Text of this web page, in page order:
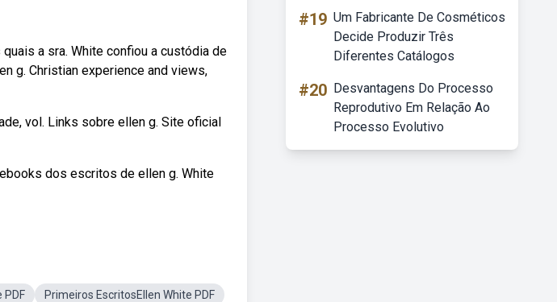
a sra. White confiou a custódia de
g. Christian experience and views,
vol. Links sobre ellen g. Site oficial
dos escritos de ellen g. White
PDF
Primeiros EscritosEllen White PDF
#19 Um Fabricante De Cosméticos
Decide Produzir Três
Diferentes Catálogos
#20 Desvantagens Do Processo
Reprodutivo Em Relação Ao
Processo Evolutivo